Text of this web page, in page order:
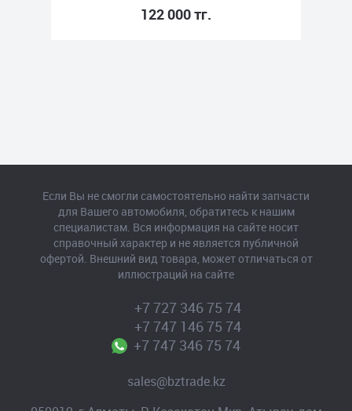
122 000 тг.
+7 727 346 75 74
+7 747 146 75 74
+7 747 346 75 74
sales@bztrade.kz
Если Вы не смогли самостоятельно найти запчасти
для Вашего автомобиля, обратитесь к нашим
специалистам. Вся информация на сайте носит
справочный характер и не является публичной
офертой. Внешний вид товара, может отличаться от
иллюстраций на сайте